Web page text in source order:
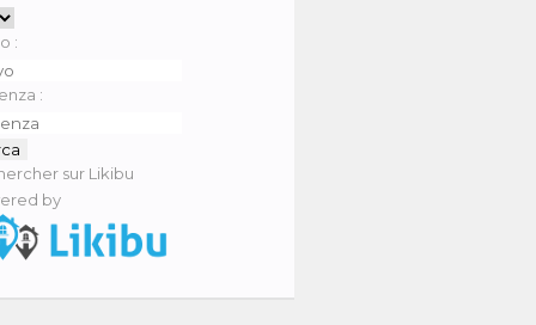
:
:
sur Likibu
by